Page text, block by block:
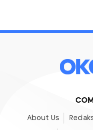
About Us